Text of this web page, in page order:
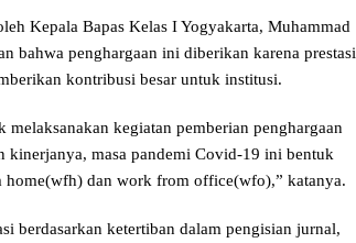
Kepala Bapas Kelas I Yogyakarta, Muhammad
bahwa penghargaan ini diberikan karena prestasi
kontribusi besar untuk institusi.
kegiatan pemberian penghargaan
kinerjanya, masa pandemi Covid-19 ini bentuk
dan work from office(wfo),” katanya.
berdasarkan ketertiban dalam pengisian jurnal,